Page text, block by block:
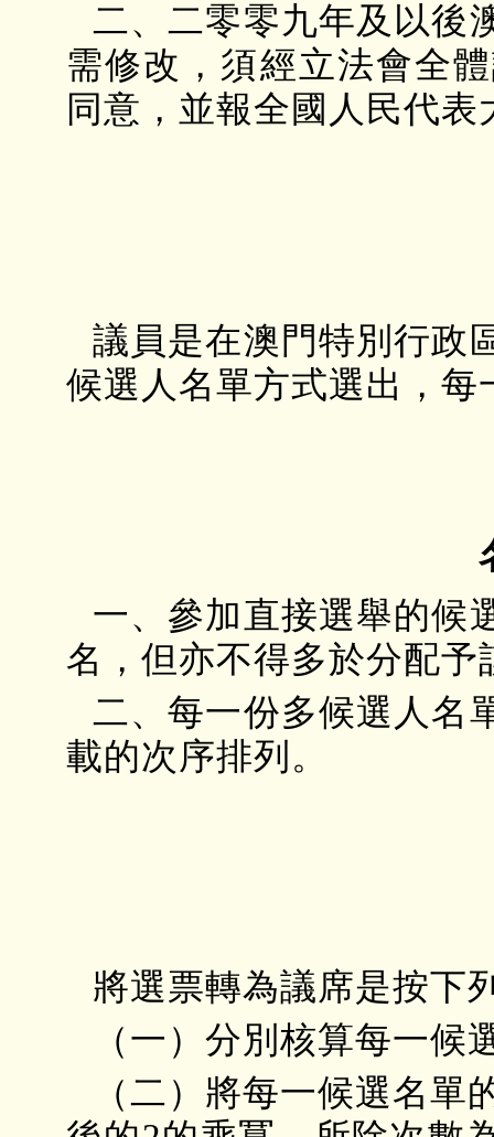
二、二零零九年及以後
需修改，須經立法會全
同意，並報全國人民代
議員是在澳門特別行政
候選人名單方式選出，
一、參加直接選舉的候
名，但亦不得多於分配予
二、每一份多候選人名
載的次序排列。
將選票轉為議席是按下
（一）分別核算每一候
（二）將每一候選名